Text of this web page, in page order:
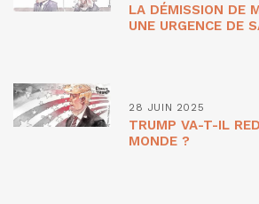
LA DÉMISSION DE
UNE URGENCE DE
28 JUIN 2025
TRUMP VA-T-IL
MONDE ?